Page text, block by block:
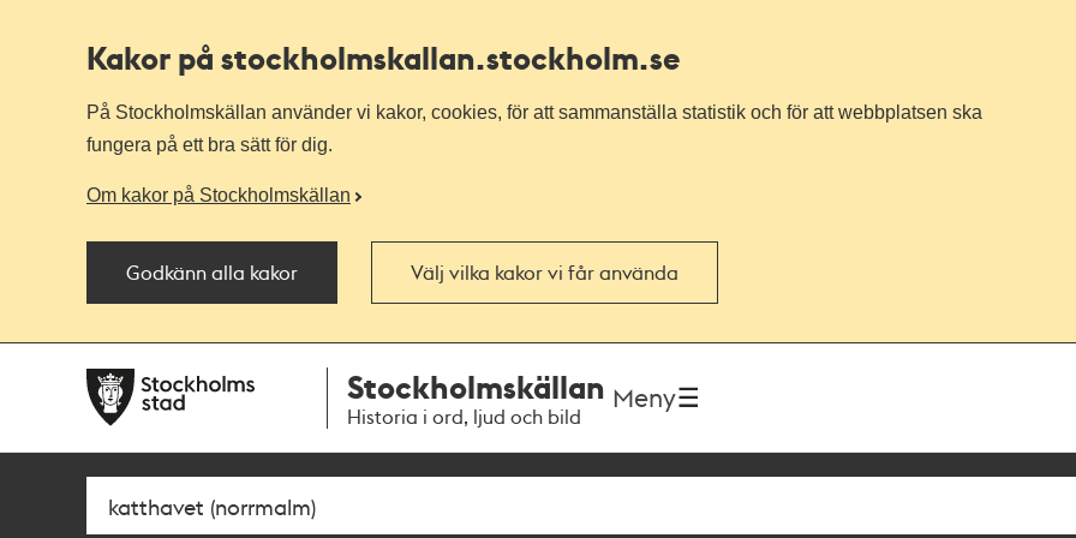
Kakor på stockholmskallan.stockholm.se
På Stockholmskällan använder vi kakor, cookies, för att sammanställa statistik och för att webbplatsen ska
fungera på ett bra sätt för dig.
Om kakor på Stockholmskällan
Godkänn alla kakor Välj vilka kakor vi får använda
navigationen
huvudinnehållet
Stockholmskällan
Historia i ord, ljud och bild
Meny
Sök